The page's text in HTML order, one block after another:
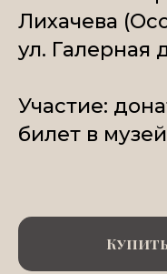
Лихачева
ул. Галерная
Участие:
билет в